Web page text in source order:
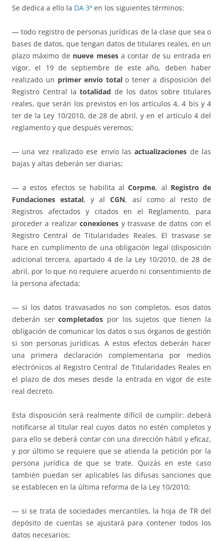
Se dedica a ello la DA 3ª en los siguientes términos:
— todo registro de personas jurídicas de la clase que sea o
bases de datos, que tengan datos de titulares reales, en un
plazo máximo de nueve mesesa contar de su entrada en
vigor, el 19 de septiembre de este año, deben haber
realizado un primer envío totalo tener a disposición del
Registro Central latotalidad de los datos sobre titulares
reales, que serán los previstos en los artículos 4, 4 bis y 4
ter de la Ley 10/2010, de 28 de abril, y en el artículo 4 del
reglamento y que después veremos;
— una vez realizado ese envío lasactualizaciones de las
bajas y altas deberán ser diarias;
— a estos efectos se habilita alCorpme, al Registro de
Fundaciones estatal, y alCGN, así como al resto de
Registros afectados y citados en el Reglamento, para
proceder a realizarconexiones y trasvase de datos con el
Registro Central de Titularidades Reales. El trasvase se
hace en cumplimento de una obligación legal (disposición
adicional tercera, apartado 4 de la Ley 10/2010, de 28 de
abril, por lo que no requiere acuerdo ni consentimiento de
la persona afectada;
— si los datos trasvasados no son completos, esos datos
deberán sercompletados por los sujetos que tienen la
obligación de comunicar los datos o sus órganos de gestión
si son personas jurídicas. A estos efectos deberán hacer
una primera declaración complementaria por medios
electrónicos al Registro Central de Titularidades Reales en
el plazo de dos meses desde la entrada en vigor de este
real decreto.
Esta disposición será realmente difícil de cumplir: deberá
notificarse al titular real cuyos datos no estén completos y
para ello se deberá contar con una dirección hábil y eficaz,
y por último se requiere que se atienda la petición por la
persona jurídica de que se trate. Quizás en este caso
también puedan ser aplicables las difusas sanciones que
se establecen en la última reforma de la Ley 10/2010;
— si se trata de sociedades mercantiles, la hoja de TR del
depósito de cuentas se ajustará para contener todos los
datos necesarios;